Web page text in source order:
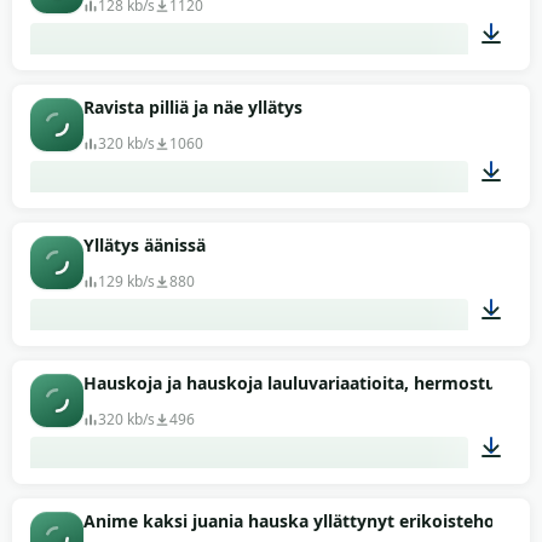
128 kb/s 1120
Ravista pilliä ja näe yllätys
320 kb/s 1060
Yllätys äänissä
129 kb/s 880
00:05
Hauskoja ja hauskoja lauluvariaatioita,
320 kb/s 496
00:05
Anime kaksi juania hauska yllättynyt